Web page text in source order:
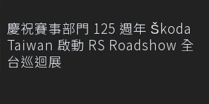
慶祝賽事部門 125 週年 Škoda
Taiwan 啟動 RS Roadshow 全
台巡迴展